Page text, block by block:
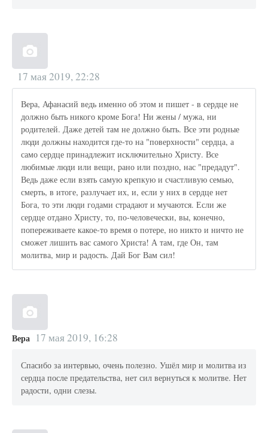
17 мая 2019, 22:28
Вера, Афанасий ведь именно об этом и пишет - в сердце не
должно быть никого кроме Бога! Ни жены / мужа, ни
родителей. Даже детей там не должно быть. Все эти родные
люди должны находится где-то на "поверхности" сердца, а
само сердце принадлежит исключительно Христу. Все
любимые люди или вещи, рано или поздно, нас "предадут".
Ведь даже если взять самую крепкую и счастливую семью,
смерть, в итоге, разлучает их, и, если у них в сердце нет
Бога, то эти люди годами страдают и мучаются. Если же
сердце отдано Христу, то, по-человечески, вы, конечно,
попереживаете какое-то время о потере, но никто и ничто не
сможет лишить вас самого Христа! А там, где Он, там
молитва, мир и радость. Дай Бог Вам сил!
Вера 17 мая 2019, 16:28
Спасибо за интервью, очень полезно. Ушёл мир и молитва из
сердца после предательства, нет сил вернуться к молитве. Нет
радости, одни слезы.